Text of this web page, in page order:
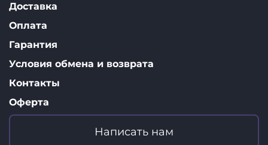
Написать нам
Доставка
Оплата
Гарантия
Условия обмена и возврата
Контакты
Оферта